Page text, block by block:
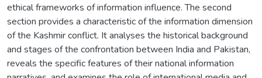
ethical frameworks of information influence. The second
section provides a characteristic of the information dimension
of the Kashmir conflict. It analyses the historical background
and stages of the confrontation between India and Pakistan,
reveals the specific features of their national information